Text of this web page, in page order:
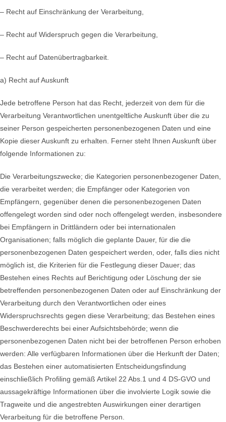
– Recht auf Einschränkung der Verarbeitung,
– Recht auf Widerspruch gegen die Verarbeitung,
– Recht auf Datenübertragbarkeit.
a) Recht auf Auskunft
Jede betroffene Person hat das Recht, jederzeit von dem für die
Verarbeitung Verantwortlichen unentgeltliche Auskunft über die zu
seiner Person gespeicherten personenbezogenen Daten und eine
Kopie dieser Auskunft zu erhalten. Ferner steht Ihnen Auskunft über
folgende Informationen zu:
Die Verarbeitungszwecke; die Kategorien personenbezogener Daten,
die verarbeitet werden; die Empfänger oder Kategorien von
Empfängern, gegenüber denen die personenbezogenen Daten
offengelegt worden sind oder noch offengelegt werden, insbesondere
bei Empfängern in Drittländern oder bei internationalen
Organisationen; falls möglich die geplante Dauer, für die die
personenbezogenen Daten gespeichert werden, oder, falls dies nicht
möglich ist, die Kriterien für die Festlegung dieser Dauer; das
Bestehen eines Rechts auf Berichtigung oder Löschung der sie
betreffenden personenbezogenen Daten oder auf Einschränkung der
Verarbeitung durch den Verantwortlichen oder eines
Widerspruchsrechts gegen diese Verarbeitung; das Bestehen eines
Beschwerderechts bei einer Aufsichtsbehörde; wenn die
personenbezogenen Daten nicht bei der betroffenen Person erhoben
werden: Alle verfügbaren Informationen über die Herkunft der Daten;
das Bestehen einer automatisierten Entscheidungsfindung
einschließlich Profiling gemäß Artikel 22 Abs.1 und 4 DS-GVO und
aussagekräftige Informationen über die involvierte Logik sowie die
Tragweite und die angestrebten Auswirkungen einer derartigen
Verarbeitung für die betroffene Person.